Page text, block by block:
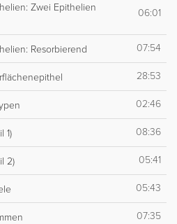
Zwei Epithelien
06:01
Resorbierend 07:54
28:53
02:46
1) 08:36
2) 05:41
05:43
07:35